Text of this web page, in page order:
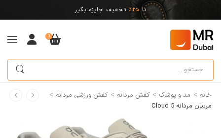
تا 25% تخفیف جایزه بگیر
0
خانه > مد و پوشاک > کفش مردانه > کفش ورزشی مردانه >
مربیان مردانه Cloud 5